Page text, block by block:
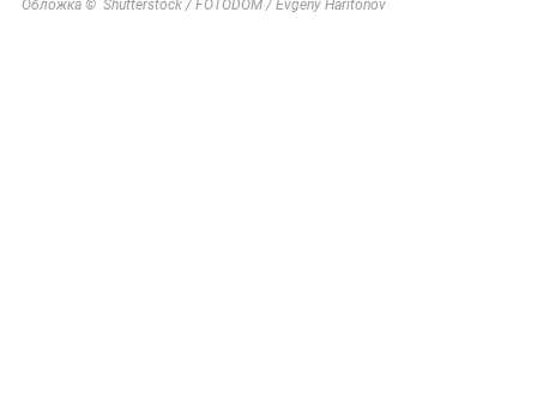
Обложка © Shutterstock / FOTODOM / Evgeny Haritonov